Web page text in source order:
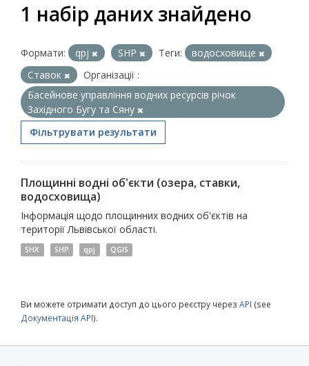
1 набір даних знайдено
Формати: qpj SHP Теги:
водосховище
Ставок
Організації :
Басейнове управління водних ресурсів річок
Західного Бугу та Сяну
Фільтрувати результати
Площинні водні об'єкти (озера, ставки,
водосховища)
Інформація щодо площинних водних об'єктів на
території Львівської області.
SHX SHP qpj QGIS
Ви можете отримати доступ до цього реєстру через API (see
Документація API).